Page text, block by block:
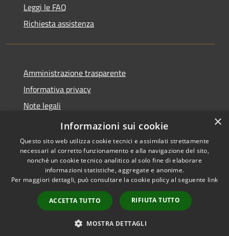
Leggi le FAQ
Richiesta assistenza
Amministrazione trasparente
Informativa privacy
Note legali
Dichiarazione di accessibilità
Accessibilità
Copyright © 2026 • Città di
Erice • Powered by
Municipium•
Accesso
redazione
×
Informazioni sui cookie
Questo sito web utilizza cookie tecnici e assimilati strettamente
necessari al corretto funzionamento e alla navigazione del sito,
nonché un cookie tecnico analitico al solo fine di elaborare
informazioni statistiche, aggregate e anonime.
Per maggiori dettagli, può consultare la cookie policy al seguente link
ACCETTA TUTTO RIFIUTA TUTTO
MOSTRA DETTAGLI